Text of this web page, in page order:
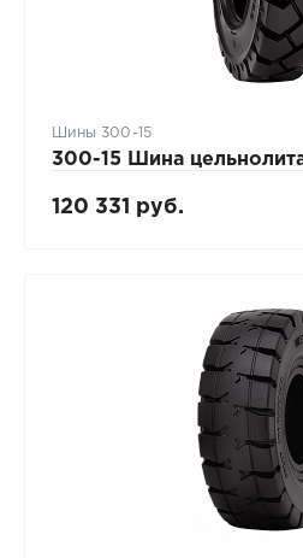
Шины 300-15
300-15 Шина
120 331 руб.